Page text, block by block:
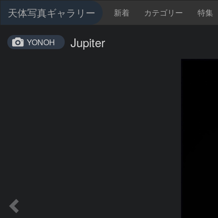
天体写真ギャラリー 新着 カテゴリー 特集
YONOH Jupiter